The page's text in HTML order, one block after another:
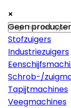
×
Machines
Stofzuigers
Industriezuigers
Schrob-/
Tapijtmachines
Veegmachines
×
×
Geen